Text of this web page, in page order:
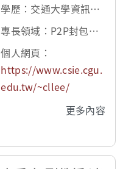
學歷：交通大學資訊工
程博士
專長領域：P2P封包分
類、入侵偵測
個人網頁：
https://www.csie.cgu.
edu.tw/~cllee/
更多內容